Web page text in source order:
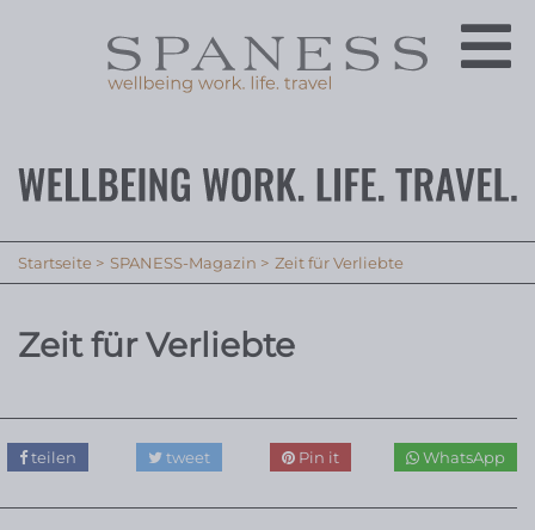
Startseite SPANESS-Magazin Zeit für Verliebte
Zeit für Verliebte
teilen tweet Pin it WhatsApp